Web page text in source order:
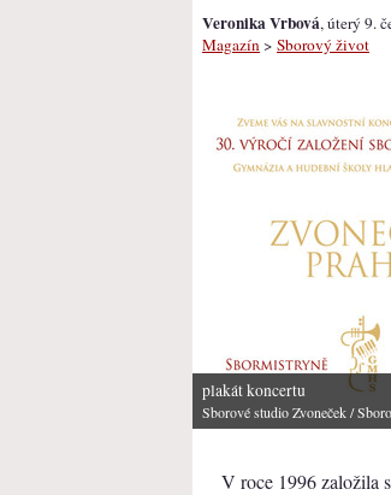
Veronika Vrbová, úterý 9.
Magazín > Sborový život
plakát koncertu
Sborové studio Zvoneček/
V roce 1996 založila